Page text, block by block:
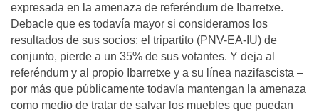
expresada en la amenaza de referéndum de Ibarretxe.
Debacle que es todavía mayor si consideramos los
resultados de sus socios: el tripartito (PNV-EA-IU) de
conjunto, pierde a un 35% de sus votantes. Y deja al
referéndum y al propio Ibarretxe y a su línea nazifascista –
por más que públicamente todavía mantengan la amenaza
como medio de tratar de salvar los muebles que puedan